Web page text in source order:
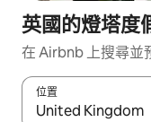
英國的燈塔度
在 Airbnb 上搜尋並
位置
如有搜尋結果，瀏